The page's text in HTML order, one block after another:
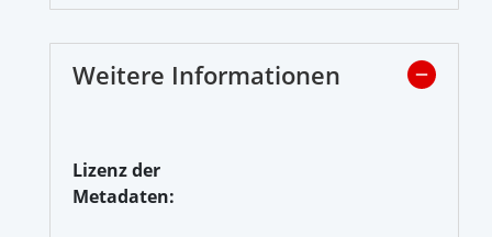
Weitere Informationen
Lizenz der
Metadaten: